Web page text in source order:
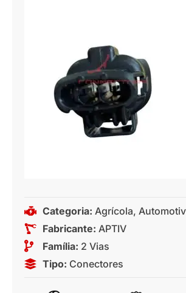
Categoria: Agrícola,
Fabricante: APTIV
Família: 2 Vias
Tipo: Conectores